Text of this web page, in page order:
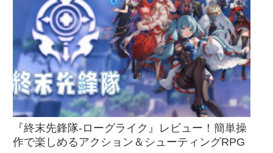
『終末先鋒隊-ローグライク』レビュー！簡単操
作で楽しめるアクション＆シューティングRPG